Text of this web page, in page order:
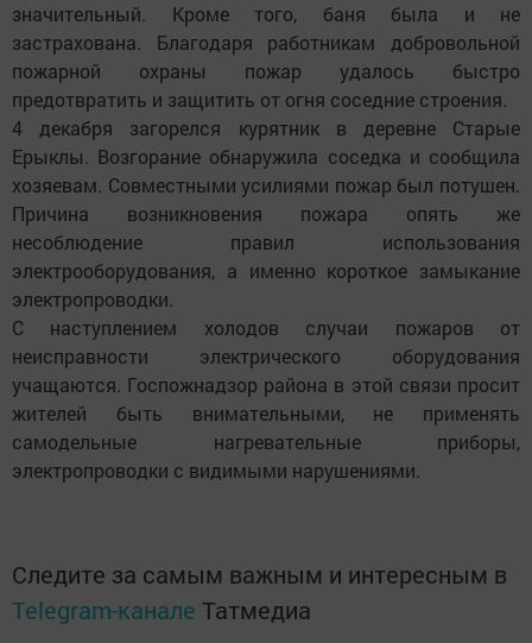
значительный. Кроме того, баня была и не
застрахована. Благодаря работникам добровольной
пожарной охраны пожар удалось быстро
предотвратить и защитить от огня соседние строения.
4 декабря загорелся курятник в деревне Старые
Ерыклы. Возгорание обнаружила соседка и сообщила
хозяевам. Совместными усилиями пожар был потушен.
Причина возникновения пожара опять же
несоблюдение правил использования
электрооборудования, а именно короткое замыкание
электропроводки.
С наступлением холодов случаи пожаров от
неисправности электрического оборудования
учащаются. Госпожнадзор района в этой связи просит
жителей быть внимательными, не применять
самодельные нагревательные приборы,
электропроводки с видимыми нарушениями.
Следите за самым важным и интересным в
Telegram-канале Татмедиа